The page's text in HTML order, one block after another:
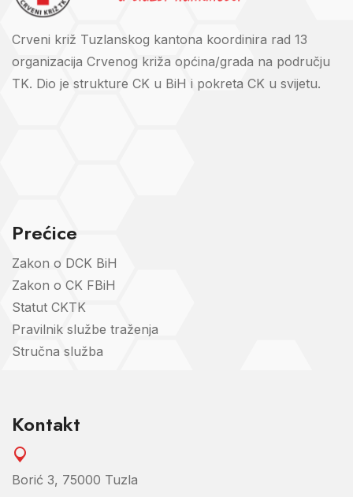
Crveni križ Tuzlanskog kantona koordinira rad 13
organizacija Crvenog križa općina/grada na području
TK. Dio je strukture CK u BiH i pokreta CK u svijetu.
Prećice
Zakon o DCK BiH
Zakon o CK FBiH
Statut CKTK
Pravilnik službe traženja
Stručna služba
Kontakt
Borić 3, 75000 Tuzla